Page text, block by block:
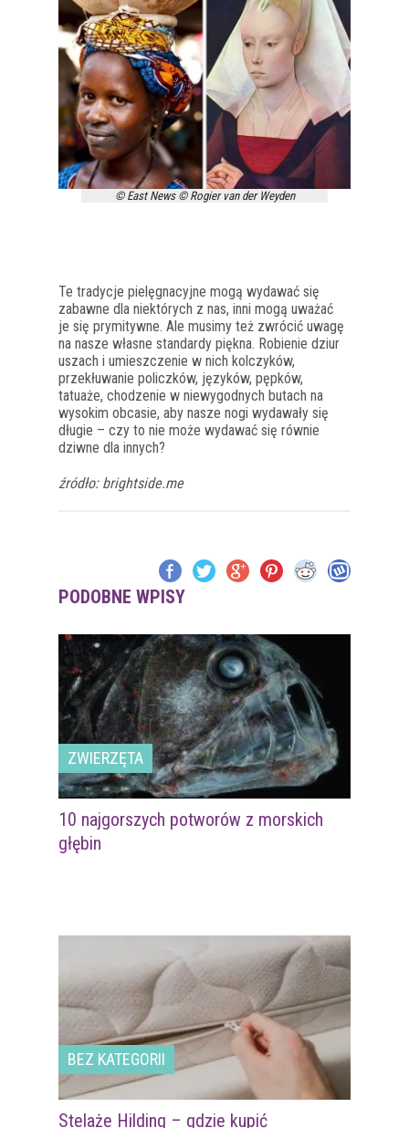
© East News © Rogier van der Weyden
Te tradycje pielęgnacyjne mogą wydawać się
zabawne dla niektórych z nas, inni mogą uważać
je się prymitywne. Ale musimy też zwrócić uwagę
na nasze własne standardy piękna. Robienie dziur
uszach i umieszczenie w nich kolczyków,
przekłuwanie policzków, języków, pępków,
tatuaże, chodzenie w niewygodnych butach na
wysokim obcasie, aby nasze nogi wydawały się
długie – czy to nie może wydawać się równie
dziwne dla innych?
źródło: brightside.me
PODOBNE WPISY
ZWIERZĘTA
10 najgorszych potworów z morskich
głębin
BEZ KATEGORII
Stelaże Hilding – gdzie kupić